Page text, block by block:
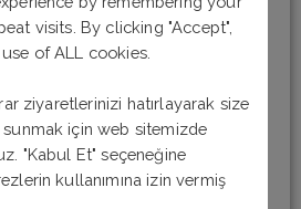
Testi 5 [B1]
Testi 4 [A2]
Testi 3 [A2]
Testi 2 [A1]
visits. By clicking "Accept",
of ALL cookies.
ziyaretlerinizi hatırlayarak size
sunmak için web sitemizde
"Kabul Et" seçeneğine
kullanımına izin vermiş